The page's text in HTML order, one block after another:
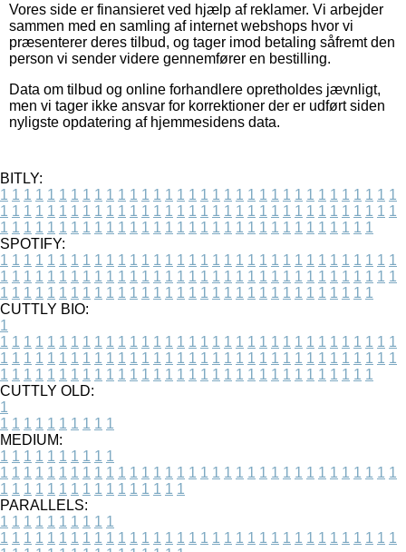
Vores side er finansieret ved hjælp af reklamer. Vi arbejder
sammen med en samling af internet webshops hvor vi
præsenterer deres tilbud, og tager imod betaling såfremt den
person vi sender videre gennemfører en bestilling.
Data om tilbud og online forhandlere opretholdes jævnligt,
men vi tager ikke ansvar for korrektioner der er udført siden
nyligste opdatering af hjemmesidens data.
BITLY:
1 1 1 1 1 1 1 1 1 1 1 1 1 1 1 1 1 1 1 1 1 1 1 1 1 1 1 1 1 1 1 1 1 1
1 1 1 1 1 1 1 1 1 1 1 1 1 1 1 1 1 1 1 1 1 1 1 1 1 1 1 1 1 1 1 1 1 1
1 1 1 1 1 1 1 1 1 1 1 1 1 1 1 1 1 1 1 1 1 1 1 1 1 1 1 1 1 1 1 1
SPOTIFY:
1 1 1 1 1 1 1 1 1 1 1 1 1 1 1 1 1 1 1 1 1 1 1 1 1 1 1 1 1 1 1 1 1 1
1 1 1 1 1 1 1 1 1 1 1 1 1 1 1 1 1 1 1 1 1 1 1 1 1 1 1 1 1 1 1 1 1 1
1 1 1 1 1 1 1 1 1 1 1 1 1 1 1 1 1 1 1 1 1 1 1 1 1 1 1 1 1 1 1 1
CUTTLY BIO:
1
1 1 1 1 1 1 1 1 1 1 1 1 1 1 1 1 1 1 1 1 1 1 1 1 1 1 1 1 1 1 1 1 1 1
1 1 1 1 1 1 1 1 1 1 1 1 1 1 1 1 1 1 1 1 1 1 1 1 1 1 1 1 1 1 1 1 1 1
1 1 1 1 1 1 1 1 1 1 1 1 1 1 1 1 1 1 1 1 1 1 1 1 1 1 1 1 1 1 1 1
CUTTLY OLD:
1
1 1 1 1 1 1 1 1 1 1
MEDIUM:
1 1 1 1 1 1 1 1 1 1
1 1 1 1 1 1 1 1 1 1 1 1 1 1 1 1 1 1 1 1 1 1 1 1 1 1 1 1 1 1 1 1 1 1
1 1 1 1 1 1 1 1 1 1 1 1 1 1 1 1
PARALLELS:
1 1 1 1 1 1 1 1 1 1
1 1 1 1 1 1 1 1 1 1 1 1 1 1 1 1 1 1 1 1 1 1 1 1 1 1 1 1 1 1 1 1 1 1